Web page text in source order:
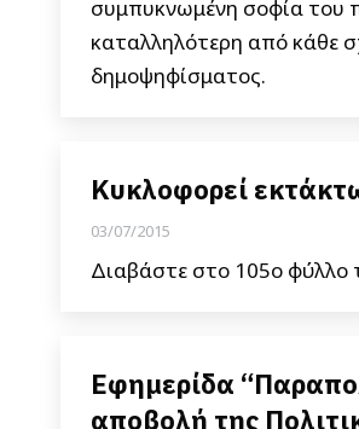
συμπυκνωμένη σοφία του
καταλληλότερη από κάθε
δημοψηφίσματος.
Κυκλοφορεί
03/07/2015
Διαβάστε στο 105ο φύλλο
Εφημερίδα
αποβολή της